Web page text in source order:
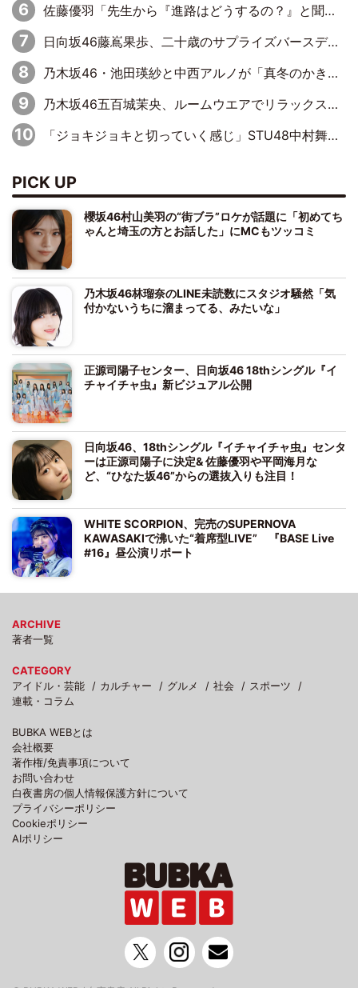
佐藤優羽「先生から『進路はどうするの？』と聞かれて。『実は……』とXのトレンドで1位になっているスマホを見せました」【日向坂46『五期生LIVE』開催記念 五期生“変革”ドキュメンタリー③】
日向坂46藤嶌果歩、二十歳のサプライズバースデーに大喜び「頼られる先輩になれるように努力していきたい」
乃木坂46・池田瑛紗と中西アルノが「真冬のかき氷」騒動で火花散らす！ 因縁の裏にあるのは、逆境をともに“凌”ぐ似た者同士の絆
乃木坂46五百城茉央、ルームウエアでリラックス「今回のグラビアを見て成長を感じていただけるとうれしい」
「ジョキジョキと切っていく感じ」STU48中村舞、新しい挑戦は自らの手で
PICK UP
櫻坂46村山美羽の“街ブラ”ロケが話題に「初めてち
ゃんと埼玉の方とお話した」にMCもツッコミ
乃木坂46林瑠奈のLINE未読数にスタジオ騒然「気
付かないうちに溜まってる、みたいな」
正源司陽子センター、日向坂46 18thシングル『イ
チャイチャ虫』新ビジュアル公開
日向坂46、18thシングル『イチャイチャ虫』センタ
ーは正源司陽子に決定& 佐藤優羽や平岡海月な
ど、“ひなた坂46”からの選抜入りも注目！
WHITE SCORPION、完売のSUPERNOVA
KAWASAKIで沸いた“着席型LIVE” 『BASE Live
#16』昼公演リポート
ARCHIVE
著者一覧
CATEGORY
アイドル・芸能
カルチャー グルメ 社会
スポーツ
連載・コラム
BUBKA WEBとは
会社概要
著作権/免責事項について
お問い合わせ
白夜書房の個人情報保護方針について
プライバシーポリシー
Cookieポリシー
AIポリシー